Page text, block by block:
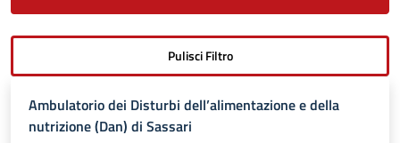
Ambulatorio dei Disturbi dell’alimentazione e della
nutrizione (Dan) di Sassari